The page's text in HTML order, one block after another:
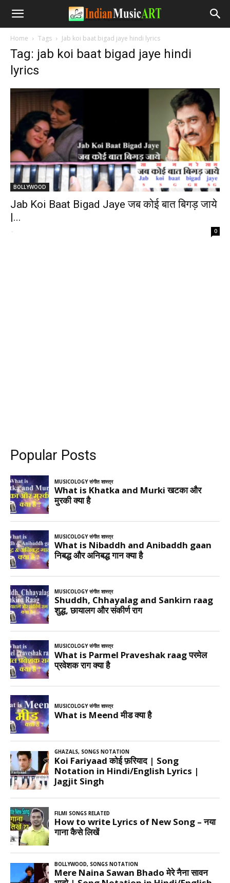
Home Tags Jab koi baat bigad jaye hindi lyrics
Tag: jab koi baat bigad jaye hindi
lyrics
BOLLYWOOD
Jab Koi Baat Bigad Jaye जब कोई बात बिगड़ जाये
|...
- 0
Popular Posts